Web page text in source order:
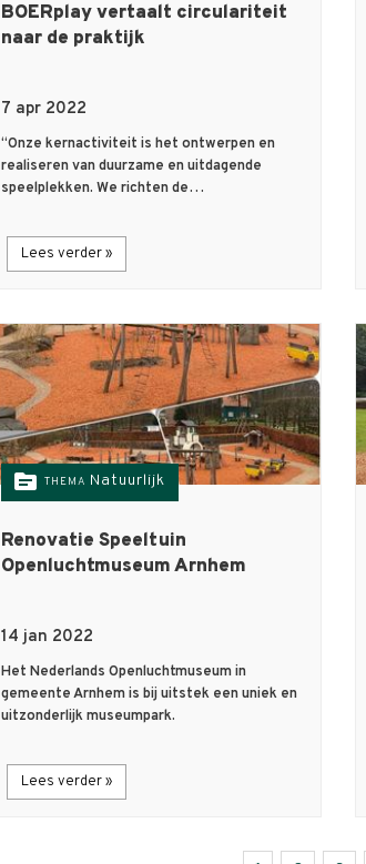
BOERplay vertaalt circulariteit
naar de praktijk
7 apr 2022
“Onze kernactiviteit is het ontwerpen en
realiseren van duurzame en uitdagende
speelplekken. We richten de…
Lees verder »
topic THEMA Natuurlijk
Renovatie Speeltuin
Openluchtmuseum Arnhem
14 jan 2022
Het Nederlands Openluchtmuseum in
gemeente Arnhem is bij uitstek een uniek en
uitzonderlijk museumpark.
Lees verder »